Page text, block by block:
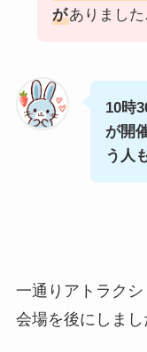
がありました
10時
が開
う人
一通りアトラク
会場を後にしまし